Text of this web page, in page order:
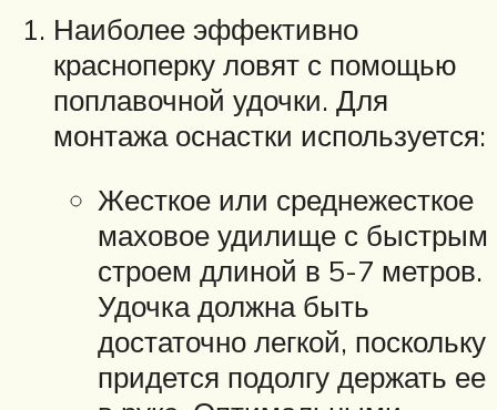
Наиболее эффективно
красноперку ловят с помощью
поплавочной удочки. Для
монтажа оснастки используется:
Жесткое или среднежесткое
маховое удилище с быстрым
строем длиной в 5-7 метров.
Удочка должна быть
достаточно легкой, поскольку
придется подолгу держать ее